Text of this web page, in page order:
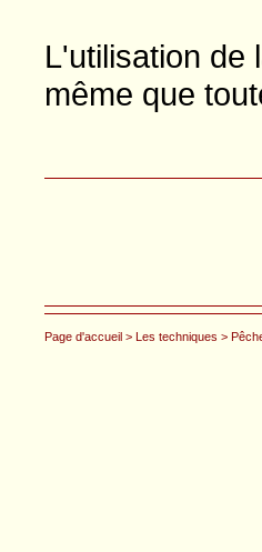
L'utilisation de
même que
Page d'accueil > Les techniques >